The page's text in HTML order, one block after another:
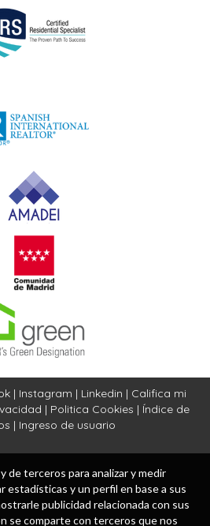
| Instagram | Linkedin | Califica mi
| Politica Cookies | Índice de
| Ingreso de usuario
de terceros para analizar y medir
estadísticas y un perfil en base a sus
publicidad relacionada con sus
se comparte con terceros que nos